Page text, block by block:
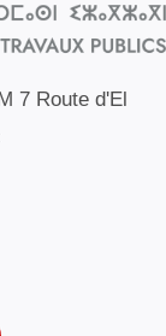
7 Route d'El